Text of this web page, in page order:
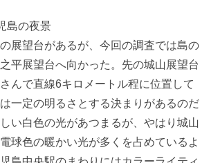
島の夜景
展望台があるが、今回の調査では島の
平展望台へ向かった。先の城山展望台
んで直線6キロメートル程に位置して
一定の明るさとする決まりがあるのだ
い白色の光があつまるが、やはり城山
球色の暖かい光が多くを占めているよ